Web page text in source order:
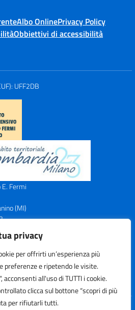
privacy
per offrirti un’esperienza più
preferenze e ripetendo le visite.
all'uso di TUTTI i cookie.
clicca sul bottone “scopri di più
per rifiutarli tutti.
Albo OnlinePrivacy Policy
Obbiettivi di accessibilità
UFF2DB
Fermi
(MI)
MIIC8AX00N